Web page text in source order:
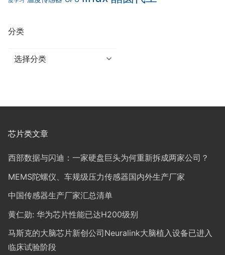
分类
分
芯片类文章
西部数据与闪迪：一家硬盘巨头为何重新拆成两家公司？
MEMS陀螺仪、车规级压力传感器国内外生产厂家
中国传感器生产厂家汇总清单
黄仁勋: 华为芯片性能已达H200级别
马斯克的大脑芯片新创公司Neuralink大脑植入设备已进入
临床试验阶段